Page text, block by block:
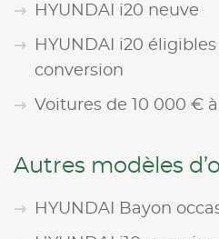
HYUNDAI i20 neuve
HYUNDAI i20
conversion
Voitures de 10 000 €
Autres modèles
HYUNDAI Bayon